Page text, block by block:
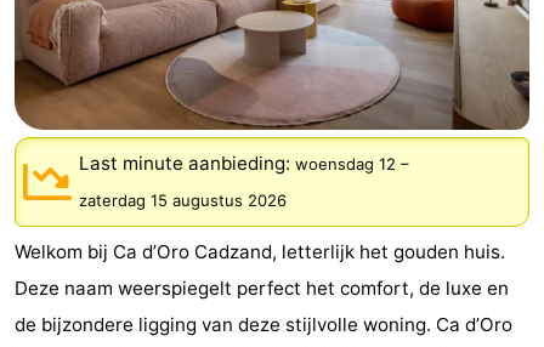
Hotels
Vakantiehuizen
-
Bad
Meersee
-
Beach
Resort
-
Last minute aanbieding: woensdag 12 –
zaterdag 15 augustus 2026
Welkom bij Ca d’Oro Cadzand, letterlijk het gouden huis.
Deze naam weerspiegelt perfect het comfort, de luxe en
de bijzondere ligging van deze stijlvolle woning. Ca d’Oro